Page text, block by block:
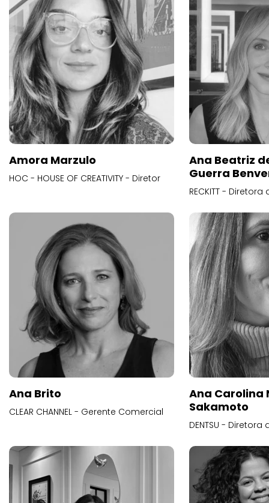
Amora Marzulo
HOC - HOUSE OF CREATIVITY - Diretor
Ana Beatriz
Guerra
RECKITT -
Ana Brito
CLEAR CHANNEL - Gerente Comercial
Ana Carolina
Sakamoto
DENTSU -